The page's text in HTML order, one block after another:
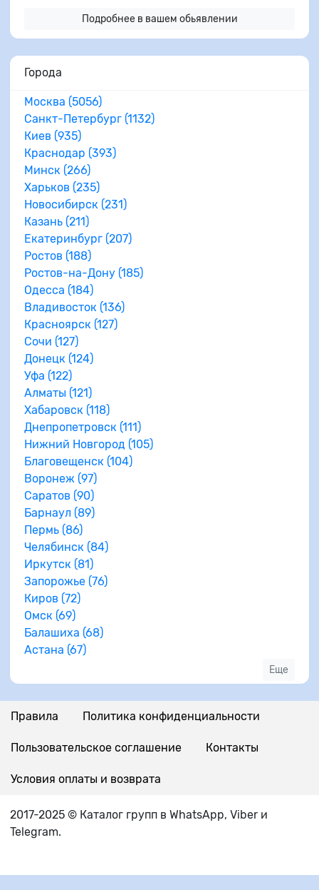
Подробнее в вашем обьявлении
Города
Москва (5056)
Санкт-Петербург (1132)
Киев (935)
Краснодар (393)
Минск (266)
Харьков (235)
Новосибирск (231)
Казань (211)
Екатеринбург (207)
Ростов (188)
Ростов-на-Дону (185)
Одесса (184)
Владивосток (136)
Красноярск (127)
Сочи (127)
Донецк (124)
Уфа (122)
Алматы (121)
Хабаровск (118)
Днепропетровск (111)
Нижний Новгород (105)
Благовещенск (104)
Воронеж (97)
Саратов (90)
Барнаул (89)
Пермь (86)
Челябинск (84)
Иркутск (81)
Запорожье (76)
Киров (72)
Омск (69)
Балашиха (68)
Астана (67)
Еще
Правила Политика конфиденциальности
Пользовательское соглашение Контакты
Условия оплаты и возврата
2017-2025 © Каталог групп в WhatsApp, Viber и
Telegram.